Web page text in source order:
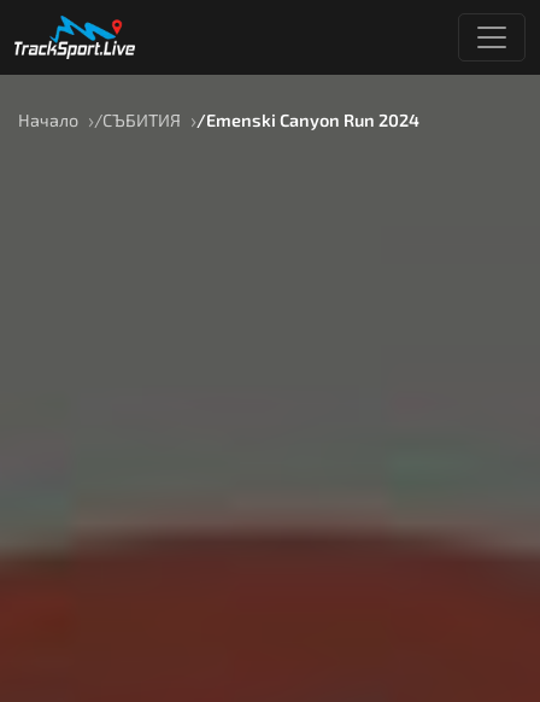
Начало СЪБИТИЯ Emenski Canyon Run 2024